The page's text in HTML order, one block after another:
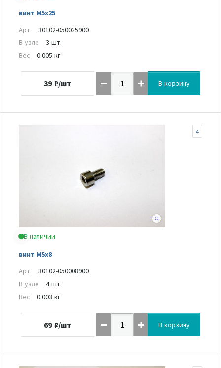
винт M5x25
Арт.
30102-050025900
В узле
3 шт.
Вес
0.005 кг
39 ₽/шт В корзину
В наличии
винт M5x8
4
Арт.
30102-050008900
В узле
4 шт.
Вес
0.003 кг
69 ₽/шт В корзину